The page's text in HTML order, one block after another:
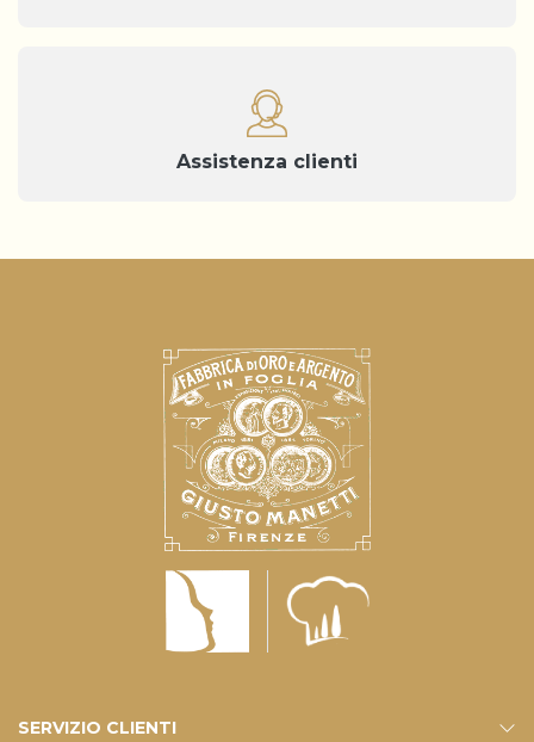
Assistenza clienti
SERVIZIO CLIENTI